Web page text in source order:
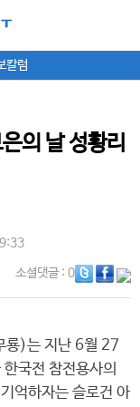
칼럼
의 날 성황리
소셜댓글: 0
룡)는 지난 6월 27
국전 참전용사의
억하자는 슬로건 아